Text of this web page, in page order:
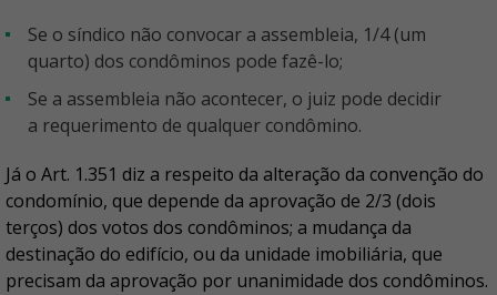
Se o síndico não convocar a assembleia, 1/4 (um
quarto) dos condôminos pode fazê-lo;
Se a assembleia não acontecer, o juiz pode decidir
a requerimento de qualquer condômino.
Já o Art. 1.351 diz a respeito da alteração da convenção do
condomínio, que depende da aprovação de 2/3 (dois
terços) dos votos dos condôminos; a mudança da
destinação do edifício, ou da unidade imobiliária, que
precisam da aprovação por unanimidade dos condôminos.